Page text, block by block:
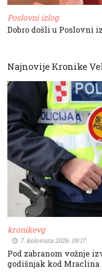
Poslovni izlog
Dobro došli u Poslovni
Najnovije Kronike
kronikevg
7. kolovoza 2026. 09:17
Pod zabranom vožnje
godišnjak kod Mraclina